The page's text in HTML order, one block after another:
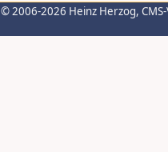
© 2006-2026 Heinz Herzog,